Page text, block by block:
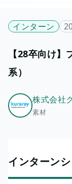
インターン
【28卒向け
系）
株式会社
素材
インターン